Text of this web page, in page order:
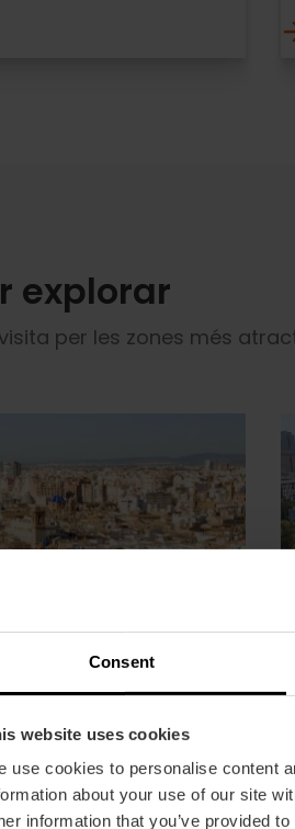
Consent
website uses cookies
use cookies to personalise content
about your use of our site
information that you’ve provided
explorar
per les zones més